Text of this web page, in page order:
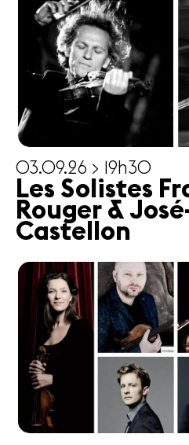
03.09.26 > 19h30
Les Solistes
Rouger &
Castellon